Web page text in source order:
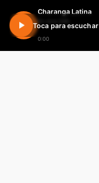
Charanga Latina
En vivo 24h
0:00
Toca para escuchar